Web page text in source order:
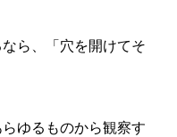
ら、「穴を開けてそ
ゆるものから観察す